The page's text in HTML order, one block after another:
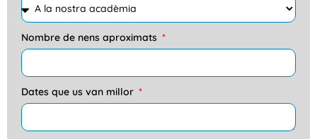
Nombre de nens aproximats
Dates que us van millor